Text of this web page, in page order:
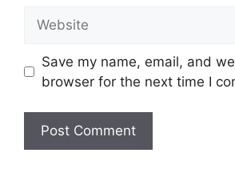
Save my name, email, and
browser for the next time I